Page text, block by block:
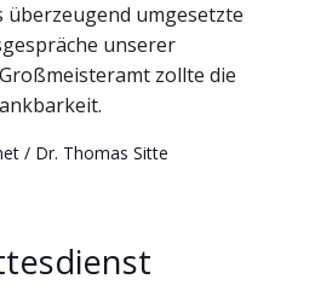
überzeugend umgesetzte
unserer
zollte die
/ Dr. Thomas Sitte